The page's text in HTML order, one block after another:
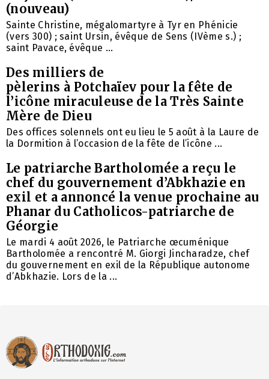
(nouveau)
Sainte Christine, mégalomartyre à Tyr en Phénicie
(vers 300) ; saint Ursin, évêque de Sens (IVème s.) ;
saint Pavace, évêque ...
Des milliers de
pèlerins à Potchaïev pour la fête de
l’icône miraculeuse de la Très Sainte
Mère de Dieu
Des offices solennels ont eu lieu le 5 août à la Laure de
la Dormition à l’occasion de la fête de l’icône ...
Le patriarche Bartholomée a reçu le
chef du gouvernement d’Abkhazie en
exil et a annoncé la venue prochaine au
Phanar du Catholicos-patriarche de
Géorgie
Le mardi 4 août 2026, le Patriarche œcuménique
Bartholomée a rencontré M. Giorgi Jincharadze, chef
du gouvernement en exil de la République autonome
d’Abkhazie. Lors de la ...